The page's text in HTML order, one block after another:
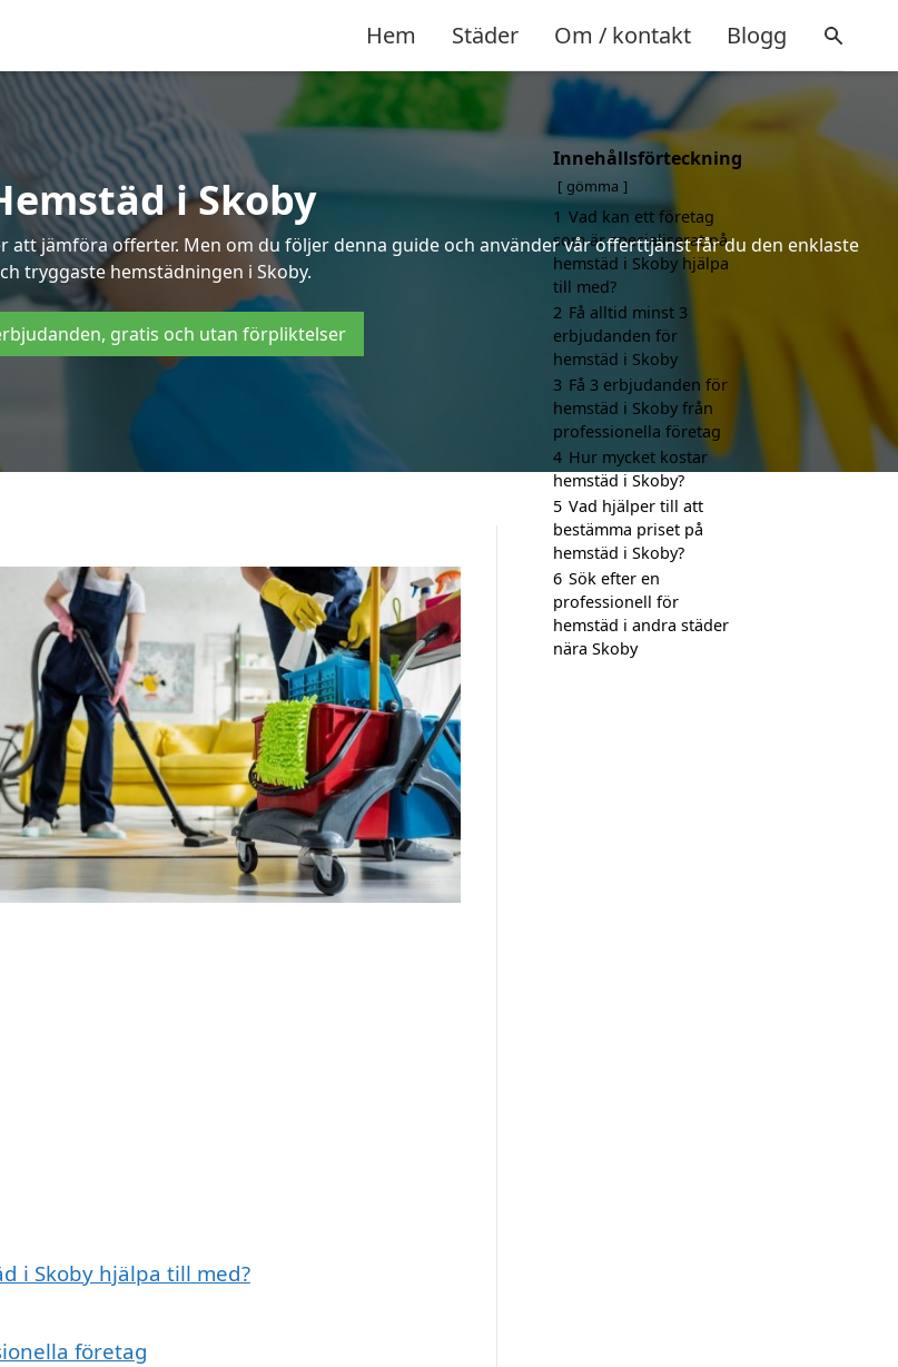
Hem Städer Om / kontakt Blogg
i Skoby
jämföra offerter. Men om du följer denna guide och använder vår offerttjänst får du den enklaste
tryggaste hemstädningen i Skoby.
gratis och utan förpliktelser
i Skoby hjälpa till med?
företag
Innehållsförteckning
gömma
1 Vad kan ett företag
som är specialiserat på
hemstäd i Skoby hjälpa
till med?
2 Få alltid minst 3
erbjudanden för
hemstäd i Skoby
3 Få 3 erbjudanden för
hemstäd i Skoby från
professionella företag
4 Hur mycket kostar
hemstäd i Skoby?
5 Vad hjälper till att
bestämma priset på
hemstäd i Skoby?
6 Sök efter en
professionell för
hemstäd i andra städer
nära Skoby